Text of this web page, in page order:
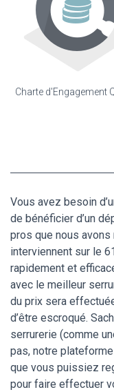
Charte d'Engagement
Vous avez besoin
de bénéficier d’un
pros que nous
interviennent sur le
rapidement et
avec le meilleur
du prix sera
d’être escroqué.
serrurerie (comme
pas, notre
que vous puissiez
pour faire effectuer